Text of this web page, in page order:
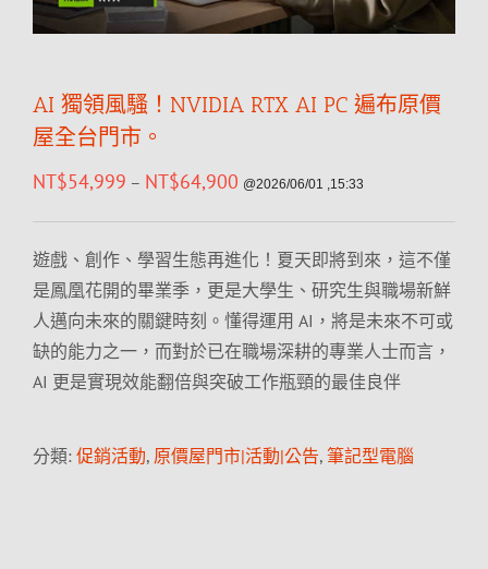
AI 獨領風騷！NVIDIA RTX AI PC 遍布原價
屋全台門市。
NT$54,999 – NT$64,900 @2026/06/01 ,15:33
遊戲、創作、學習生態再進化！夏天即將到來，這不僅
是鳳凰花開的畢業季，更是大學生、研究生與職場新鮮
人邁向未來的關鍵時刻。懂得運用 AI，將是未來不可或
缺的能力之一，而對於已在職場深耕的專業人士而言，
AI 更是實現效能翻倍與突破工作瓶頸的最佳良伴
分類: 促銷活動, 原價屋門市|活動|公告, 筆記型電腦